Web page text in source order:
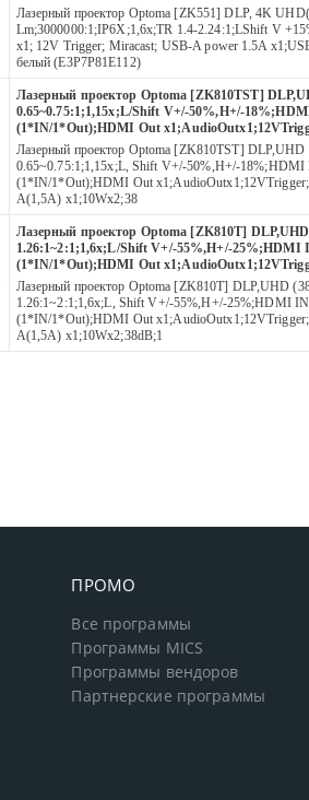
Лазерный проектор Optoma [ZK551] DLP, 4K
Lm;3000000:1;IP6X;1,6x;TR 1.4-2.24:1;LShift V
x1; 12V Trigger; Miracast; USB-A power 1.5A
белый (E3P7P81E112)
Лазерный проектор Optoma [ZK810TST]
0.65~0.75:1;1,15x;L/Shift V+/-50%,H+/-
(1*IN/1*Out);HDMI Out
Лазерный проектор Optoma [ZK810TST]
0.65~0.75:1;1,15x;L, Shift V+/-50%,H+/-
(1*IN/1*Out);HDMI Out
A(1,5A) x1;10Wx2;38
Лазерный проектор Optoma [ZK810T]
1.26:1~2:1;1,6x;L/Shift V+/-55%,H+/-25%;HDMI
(1*IN/1*Out);HDMI Out
Лазерный проектор Optoma [ZK810T] DLP,UHD
1.26:1~2:1;1,6x;L, Shift V+/-55%,H+/-25%;HDMI
(1*IN/1*Out);HDMI Out
A(1,5A) x1;10Wx2;38dB;1
ПРОМО
Все программы
Программы MICS
Программы вендоров
Партнерские программы